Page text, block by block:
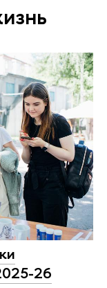
26